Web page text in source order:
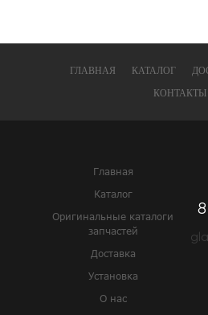
ГЛАВНАЯ КАТАЛОГ
КОНТАКТЫ
Главная
Каталог
Оригинальные каталоги
запчастей
Доставка
Установка
О нас